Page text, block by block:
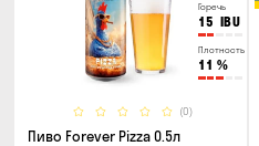
Горечь
15 IBU
Плотность
11 %
(0)
Пиво Forever Pizza 0.5л